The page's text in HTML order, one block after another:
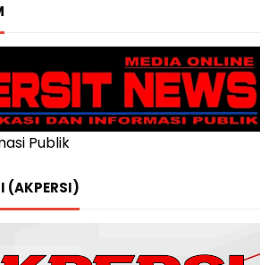
Publik
(AKPERSI)